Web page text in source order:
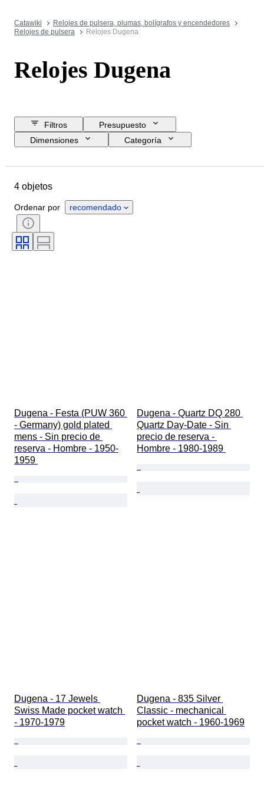
Catawiki
Relojes de pulsera, plumas, bolígrafos y encendedores
Relojes de pulsera
Relojes Dugena
Relojes Dugena
Filtros
Presupuesto
Dimensiones
Categoría
Material
Color
Movimiento del reloj
Material de la correa del reloj
Longitud de la correa del reloj
4 objetos
Ordenar por recomendado
Dugena - Festa (PUW 360
- Germany) gold plated
mens - Sin precio de
reserva - Hombre - 1950-
1959
Dugena - Quartz DQ 280
Quartz Day-Date - Sin
precio de reserva -
Hombre - 1980-1989
Dugena - 17 Jewels
Swiss Made pocket watch
- 1970-1979
Dugena - 835 Silver
Classic - mechanical
pocket watch - 1960-1969